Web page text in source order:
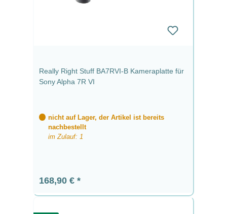
Really Right Stuff BA7RVI-B Kameraplatte für
Sony Alpha 7R VI
nicht auf Lager, der Artikel ist bereits
nachbestellt
im Zulauf: 1
Regulärer Preis:
168,90 €